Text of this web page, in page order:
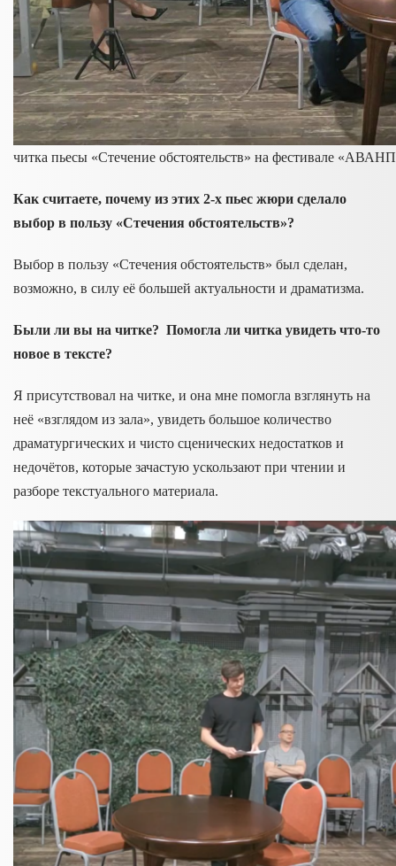
читка пьесы «Стечение обстоятельств» на фестивале
Как считаете, почему из этих 2-х пьес жюри сделало
выбор в пользу «Стечения обстоятельств»?
Выбор в пользу «Стечения обстоятельств» был сделан,
возможно, в силу её большей актуальности и драматизма.
Были ли вы на читке? Помогла ли читка увидеть что-то
новое в тексте?
Я присутствовал на читке, и она мне помогла взглянуть на
неё «взглядом из зала», увидеть большое количество
драматургических и чисто сценических недостатков и
недочётов, которые зачастую ускользают при чтении и
разборе текстуального материала.